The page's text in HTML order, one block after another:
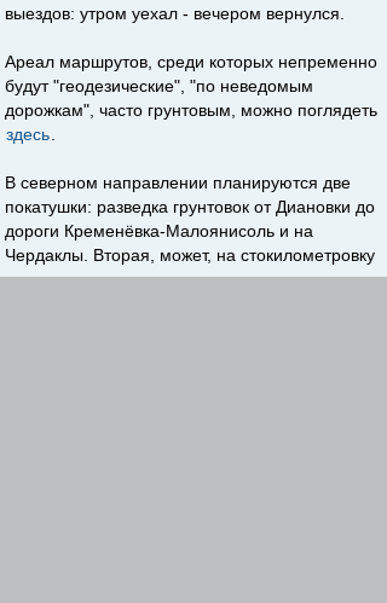
выездов: утром уехал - вечером вернулся.
Ареал маршрутов, среди которых непременно
будут "геодезические", "по неведомым
дорожкам", часто грунтовым, можно поглядеть
здесь
В северном направлении планируются две
покатушки: разведка грунтовок от Диановки до
дороги Кременёвка-Малоянисоль и на
Чердаклы. Вторая, может, на стокилометровку
и не вытянет, зато глины под высоковольтными